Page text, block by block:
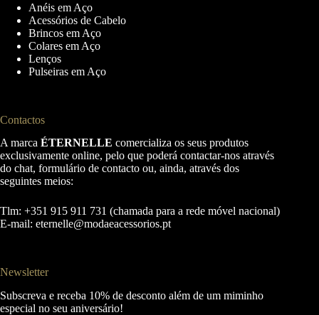
Anéis em Aço
Acessórios de Cabelo
Brincos em Aço
Colares em Aço
Lenços
Pulseiras em Aço
Contactos
A marca ÉTERNELLE comercializa os seus produtos
exclusivamente online, pelo que poderá contactar-nos através
do chat, formulário de contacto ou, ainda, através dos
seguintes meios:
Tlm: +351 915 911 731 (chamada para a rede móvel nacional)
E-mail: eternelle@modaeacessorios.pt
Newsletter
Subscreva e receba 10% de desconto além de um miminho
especial no seu aniversário!